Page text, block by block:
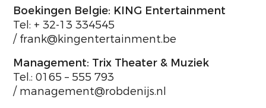
Boekingen Belgie: KING Entertainment
Tel: + 32-13 334545
/ frank@kingentertainment.be
Management: Trix Theater & Muziek
Tel.: 0165 – 555 793
/ management@robdenijs.nl